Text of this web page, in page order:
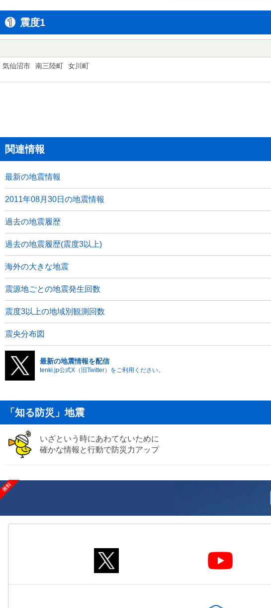
震度1
気仙沼市 南三陸町 女川町
関連情報
最新の地震情報
2011年08月30日の地震情報
過去の地震履歴
過去の地震履歴(震度3以上)
海外の大きな地震
震源地ごとの地震発生回数
震度3以上の地域別観測回数
震央分布図
最新の地震情報を配信
tenki.jp公式X（旧Twitter）をご利用ください。
「知る防災」地震
いざという時にあわてないために
確かな情報と行動で防災力アップ